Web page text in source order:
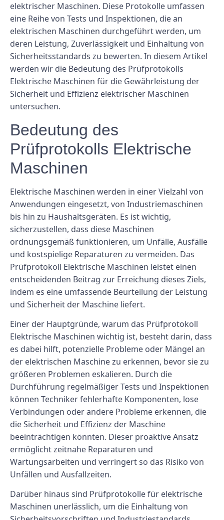
elektrischer Maschinen. Diese Protokolle umfassen
eine Reihe von Tests und Inspektionen, die an
elektrischen Maschinen durchgeführt werden, um
deren Leistung, Zuverlässigkeit und Einhaltung von
Sicherheitsstandards zu bewerten. In diesem Artikel
werden wir die Bedeutung des Prüfprotokolls
Elektrische Maschinen für die Gewährleistung der
Sicherheit und Effizienz elektrischer Maschinen
untersuchen.
Bedeutung des
Prüfprotokolls Elektrische
Maschinen
Elektrische Maschinen werden in einer Vielzahl von
Anwendungen eingesetzt, von Industriemaschinen
bis hin zu Haushaltsgeräten. Es ist wichtig,
sicherzustellen, dass diese Maschinen
ordnungsgemäß funktionieren, um Unfälle, Ausfälle
und kostspielige Reparaturen zu vermeiden. Das
Prüfprotokoll Elektrische Maschinen leistet einen
entscheidenden Beitrag zur Erreichung dieses Ziels,
indem es eine umfassende Beurteilung der Leistung
und Sicherheit der Maschine liefert.
Einer der Hauptgründe, warum das Prüfprotokoll
Elektrische Maschinen wichtig ist, besteht darin, dass
es dabei hilft, potenzielle Probleme oder Mängel an
der elektrischen Maschine zu erkennen, bevor sie zu
größeren Problemen eskalieren. Durch die
Durchführung regelmäßiger Tests und Inspektionen
können Techniker fehlerhafte Komponenten, lose
Verbindungen oder andere Probleme erkennen, die
die Sicherheit und Effizienz der Maschine
beeinträchtigen könnten. Dieser proaktive Ansatz
ermöglicht zeitnahe Reparaturen und
Wartungsarbeiten und verringert so das Risiko von
Unfällen und Ausfallzeiten.
Darüber hinaus sind Prüfprotokolle für elektrische
Maschinen unerlässlich, um die Einhaltung von